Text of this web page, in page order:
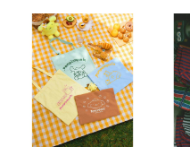
購物金
超商取貨付款
LINE Pay
街口支付